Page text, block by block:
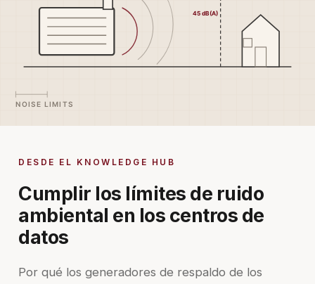
DESDE EL KNOWLEDGE HUB
Cumplir los límites de ruido
ambiental en los centros de
datos
Por qué los generadores de respaldo de los